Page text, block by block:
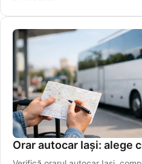
Orar autocar Iași: alege